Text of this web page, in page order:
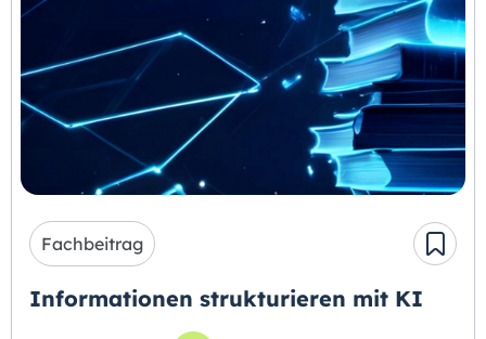
Fachbeitrag
Informationen strukturieren mit KI